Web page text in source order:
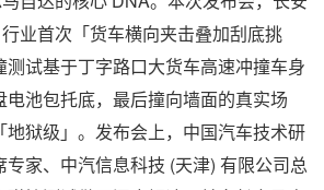
业首次「货车横向夹击叠加刮底挑
测试基于丁字路口大货车高速冲撞车身
池包托底，最后撞向墙面的真实场
地狱级」。发布会上，中国汽车技术研
家、中汽信息科技 (天津) 有限公司总